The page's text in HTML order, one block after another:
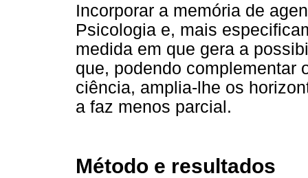
Incorporar a memória de
Psicologia e, mais
medida em que gera a
que, podendo complementar
ciência, amplia-lhe os
a faz menos parcial.
Método e resultados